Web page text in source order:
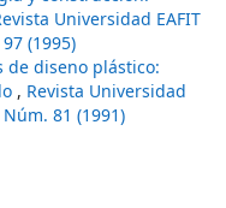
Universidad EAFIT
(1995)
de diseno plástico:
, Revista Universidad
81 (1991)